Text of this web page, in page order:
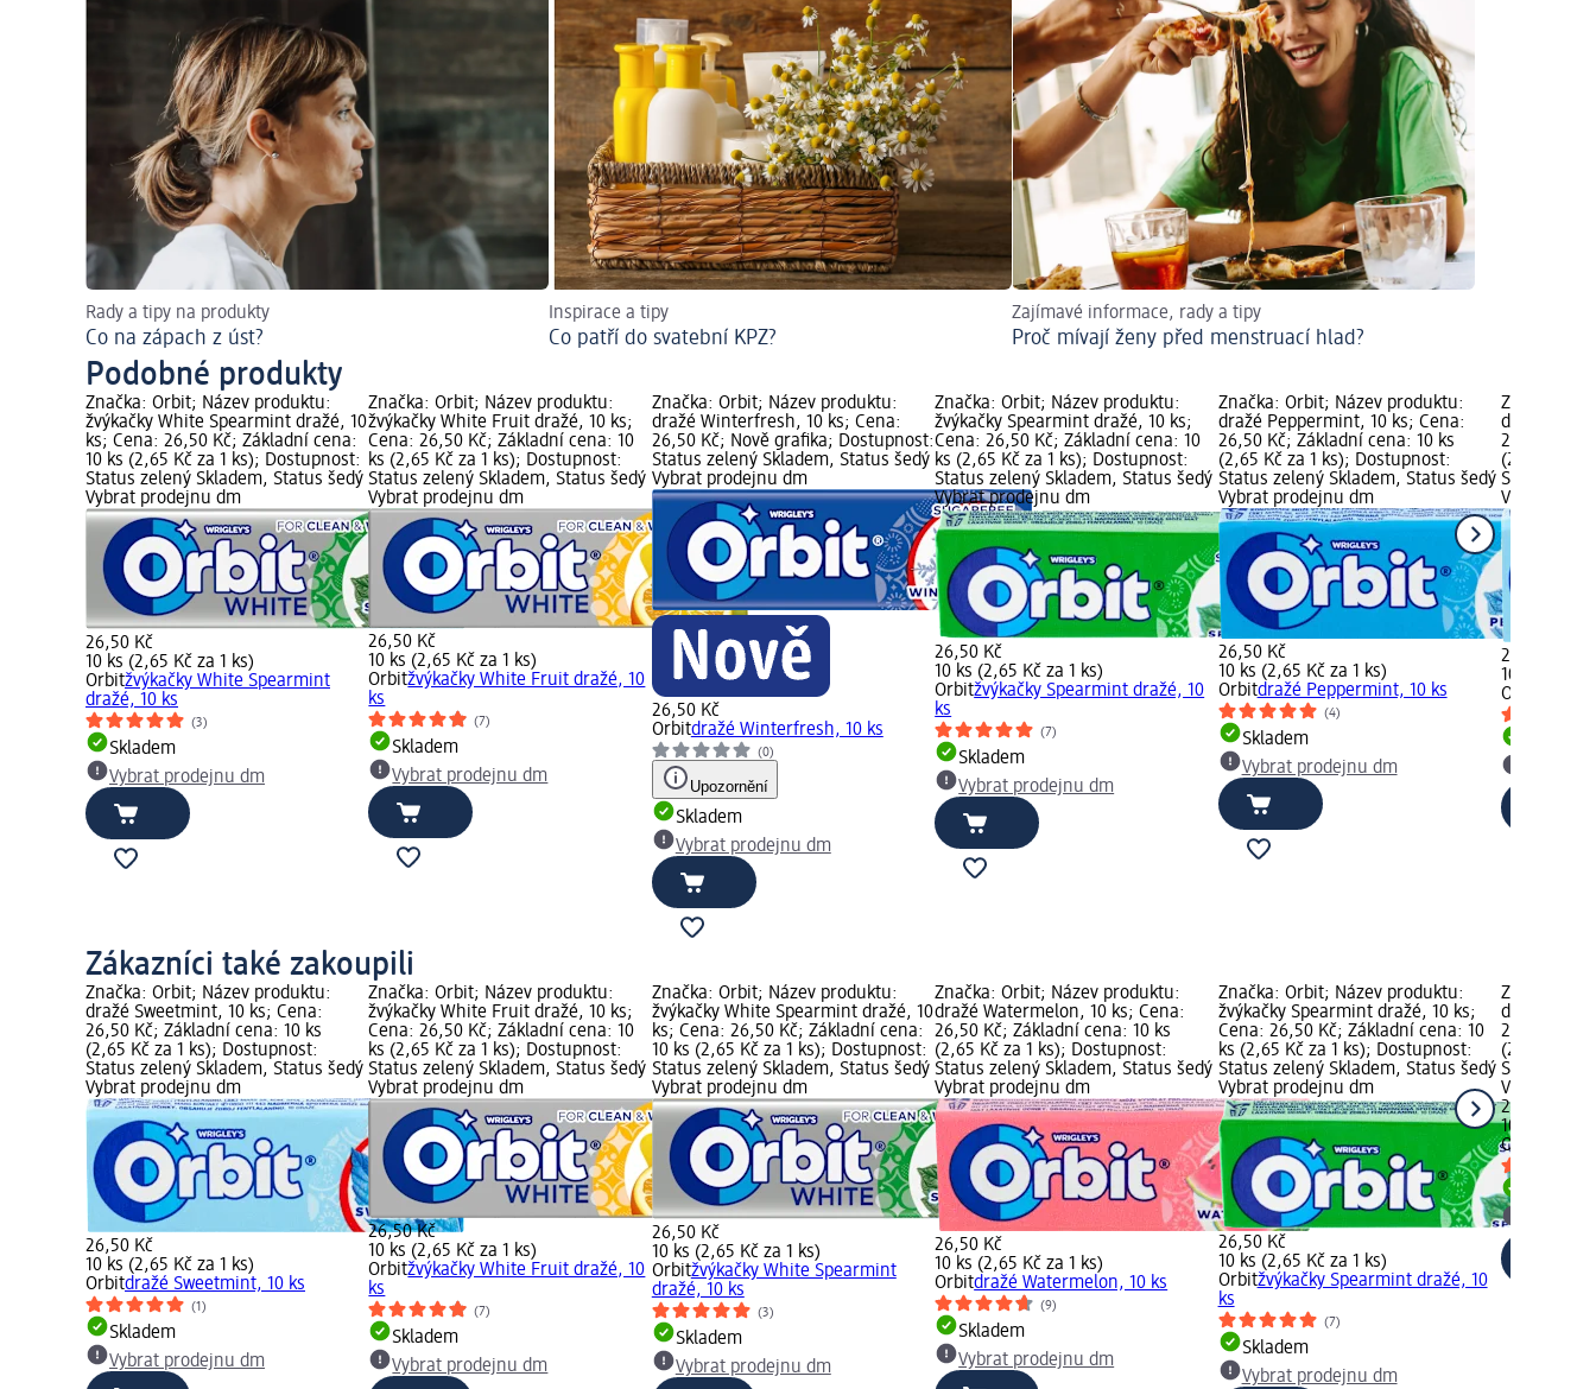
Rady a tipy na produkty
Co na zápach z úst?
Inspirace a tipy
Co patří do svatební KPZ?
Zajímavé informace, rady a tipy
Proč mívají ženy před menstruací hlad?
Podobné produkty
Značka: Orbit; Název produktu:
žvýkačky White Spearmint dražé, 10
ks; Cena: 26,50 Kč; Základní cena:
10 ks (2,65 Kč za 1 ks); Dostupnost:
Status zelený Skladem, Status šedý
Vybrat prodejnu dm
26,50 Kč
10 ks (2,65 Kč za 1 ks)
Orbitžvýkačky White Spearmint
dražé, 10 ks
(3)
Skladem
Vybrat prodejnu dm
Značka: Orbit; Název produktu:
žvýkačky White Fruit dražé, 10 ks;
Cena: 26,50 Kč; Základní cena: 10
ks (2,65 Kč za 1 ks); Dostupnost:
Status zelený Skladem, Status šedý
Vybrat prodejnu dm
26,50 Kč
10 ks (2,65 Kč za 1 ks)
Orbitžvýkačky White Fruit dražé, 10
ks
(7)
Skladem
Vybrat prodejnu dm
Značka: Orbit; Název produktu:
dražé Winterfresh, 10 ks; Cena:
26,50 Kč; Nově grafika; Dostupnost:
Status zelený Skladem, Status šedý
Vybrat prodejnu dm
26,50 Kč
Orbitdražé Winterfresh, 10 ks
(0)
Upozornění
Skladem
Vybrat prodejnu dm
Značka: Orbit; Název produktu:
žvýkačky Spearmint dražé, 10 ks;
Cena: 26,50 Kč; Základní cena: 10
ks (2,65 Kč za 1 ks); Dostupnost:
Status zelený Skladem, Status šedý
Vybrat prodejnu dm
26,50 Kč
10 ks (2,65 Kč za 1 ks)
Orbitžvýkačky Spearmint dražé, 10
ks
(7)
Skladem
Vybrat prodejnu dm
Značka: Orbit; Název produktu:
dražé Peppermint, 10 ks; Cena:
26,50 Kč; Základní cena: 10 ks
(2,65 Kč za 1 ks); Dostupnost:
Status zelený Skladem, Status šedý
Vybrat prodejnu dm
26,50 Kč
10 ks (2,65 Kč za 1 ks)
Orbitdražé Peppermint, 10 ks
(4)
Skladem
Vybrat prodejnu dm
Značka:
dražé
26,50 Kč;
(2,65 Kč za
Status
Vybrat
26,50 Kč
10 ks (2,65
Orbit
Zákazníci také zakoupili
Značka: Orbit; Název produktu:
dražé Sweetmint, 10 ks; Cena:
26,50 Kč; Základní cena: 10 ks
(2,65 Kč za 1 ks); Dostupnost:
Status zelený Skladem, Status šedý
Vybrat prodejnu dm
26,50 Kč
10 ks (2,65 Kč za 1 ks)
Orbitdražé Sweetmint, 10 ks
(1)
Skladem
Vybrat prodejnu dm
Značka: Orbit; Název produktu:
žvýkačky White Fruit dražé, 10 ks;
Cena: 26,50 Kč; Základní cena: 10
ks (2,65 Kč za 1 ks); Dostupnost:
Status zelený Skladem, Status šedý
Vybrat prodejnu dm
26,50 Kč
10 ks (2,65 Kč za 1 ks)
Orbitžvýkačky White Fruit dražé, 10
ks
(7)
Skladem
Vybrat prodejnu dm
Značka: Orbit; Název produktu:
žvýkačky White Spearmint dražé, 10
ks; Cena: 26,50 Kč; Základní cena:
10 ks (2,65 Kč za 1 ks); Dostupnost:
Status zelený Skladem, Status šedý
Vybrat prodejnu dm
26,50 Kč
10 ks (2,65 Kč za 1 ks)
Orbitžvýkačky White Spearmint
dražé, 10 ks
(3)
Skladem
Vybrat prodejnu dm
Značka: Orbit; Název produktu:
dražé Watermelon, 10 ks; Cena:
26,50 Kč; Základní cena: 10 ks
(2,65 Kč za 1 ks); Dostupnost:
Status zelený Skladem, Status šedý
Vybrat prodejnu dm
26,50 Kč
10 ks (2,65 Kč za 1 ks)
Orbitdražé Watermelon, 10 ks
(9)
Skladem
Vybrat prodejnu dm
Značka: Orbit; Název produktu:
žvýkačky Spearmint dražé, 10 ks;
Cena: 26,50 Kč; Základní cena: 10
ks (2,65 Kč za 1 ks); Dostupnost:
Status zelený Skladem, Status šedý
Vybrat prodejnu dm
26,50 Kč
10 ks (2,65 Kč za 1 ks)
Orbitžvýkačky Spearmint dražé, 10
ks
(7)
Skladem
Vybrat prodejnu dm
Značka:
dražé
26,50 Kč;
(2,65 Kč za
Status
Vybrat
26,50 Kč
10 ks (2,65
Orbit